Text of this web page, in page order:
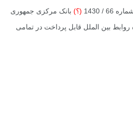
/ 1430
(؟) بانک مرکزی جمهوری
روابط بین الملل قابل پرداخت در تمامی